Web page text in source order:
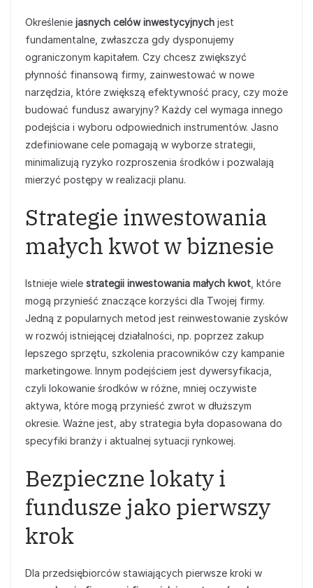
Określenie jasnych celów inwestycyjnych jest
fundamentalne, zwłaszcza gdy dysponujemy
ograniczonym kapitałem. Czy chcesz zwiększyć
płynność finansową firmy, zainwestować w nowe
narzędzia, które zwiększą efektywność pracy, czy może
budować fundusz awaryjny? Każdy cel wymaga innego
podejścia i wyboru odpowiednich instrumentów. Jasno
zdefiniowane cele pomagają w wyborze strategii,
minimalizują ryzyko rozproszenia środków i pozwalają
mierzyć postępy w realizacji planu.
Strategie inwestowania
małych kwot w biznesie
Istnieje wiele strategii inwestowania małych kwot , które
mogą przynieść znaczące korzyści dla Twojej firmy.
Jedną z popularnych metod jest reinwestowanie zysków
w rozwój istniejącej działalności, np. poprzez zakup
lepszego sprzętu, szkolenia pracowników czy kampanie
marketingowe. Innym podejściem jest dywersyfikacja,
czyli lokowanie środków w różne, mniej oczywiste
aktywa, które mogą przynieść zwrot w dłuższym
okresie. Ważne jest, aby strategia była dopasowana do
specyfiki branży i aktualnej sytuacji rynkowej.
Bezpieczne lokaty i
fundusze jako pierwszy
krok
Dla przedsiębiorców stawiających pierwsze kroki w